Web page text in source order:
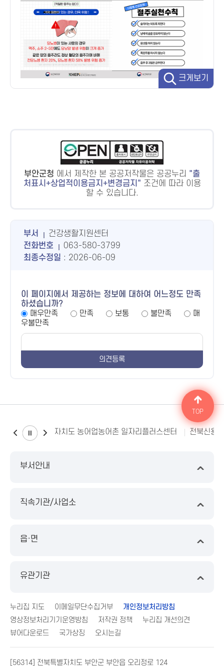
크게보기
부안군청 에서 제작한 본 공공저작물은 공공누리
출
처표시+상업적이용금지+변경금지
조건에 따라 이용
할 수 있습니다.
부서
건강생활지원센터
전화번호
063-580-3799
최종수정일 : 2026-06-09
이 페이지에서 제공하는 정보에 대하여 어느정도 만족
하셨습니까?
매우만족
만족 보통 불만족
매
우불만족
전북특별자치도 농어업농어촌 일자리플러스센터 전북신용
부서안내
직속기관/사업소
읍·면
유관기관
누리집 지도 이메일무단수집거부
개인정보처리방침
영상정보처리기기운영방침
저작권 정책
누리집 개선의견
뷰어다운로드
국가상징 오시는길
[56314] 전북특별자치도 부안군 부안읍 오리정로 124
TOP